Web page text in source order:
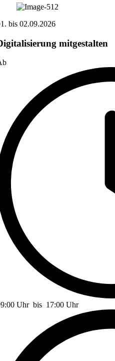
bis 02.09.2026
mitgestalten
Uhr bis 17:00 Uhr